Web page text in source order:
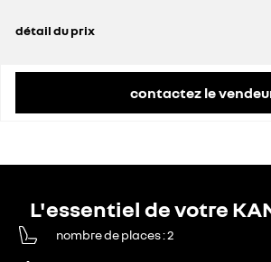
détail du prix
contactez le
L'essentiel de votre
nombre de places 2